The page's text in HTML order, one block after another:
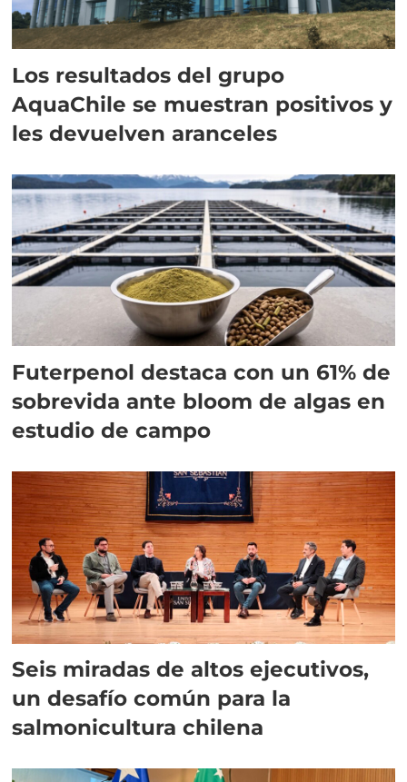
Los resultados del grupo
AquaChile se muestran positivos y
les devuelven aranceles
Futerpenol destaca con un 61% de
sobrevida ante bloom de algas en
estudio de campo
Seis miradas de altos ejecutivos,
un desafío común para la
salmonicultura chilena